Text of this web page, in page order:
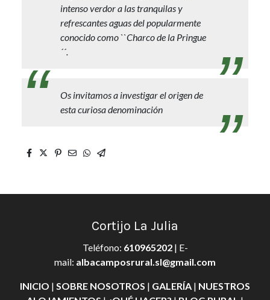
intenso verdor a las tranquilas y
refrescantes aguas del popularmente
conocido como ``Charco de la Pringue
´´.
Os invitamos a investigar el origen de
esta curiosa denominación
Cortijo La Julia
Teléfono: 610965202| E-
mail: albacamposrural.sl@gmail.com
INICIO | SOBRE NOSOTROS | GALERÍA | NUESTROS